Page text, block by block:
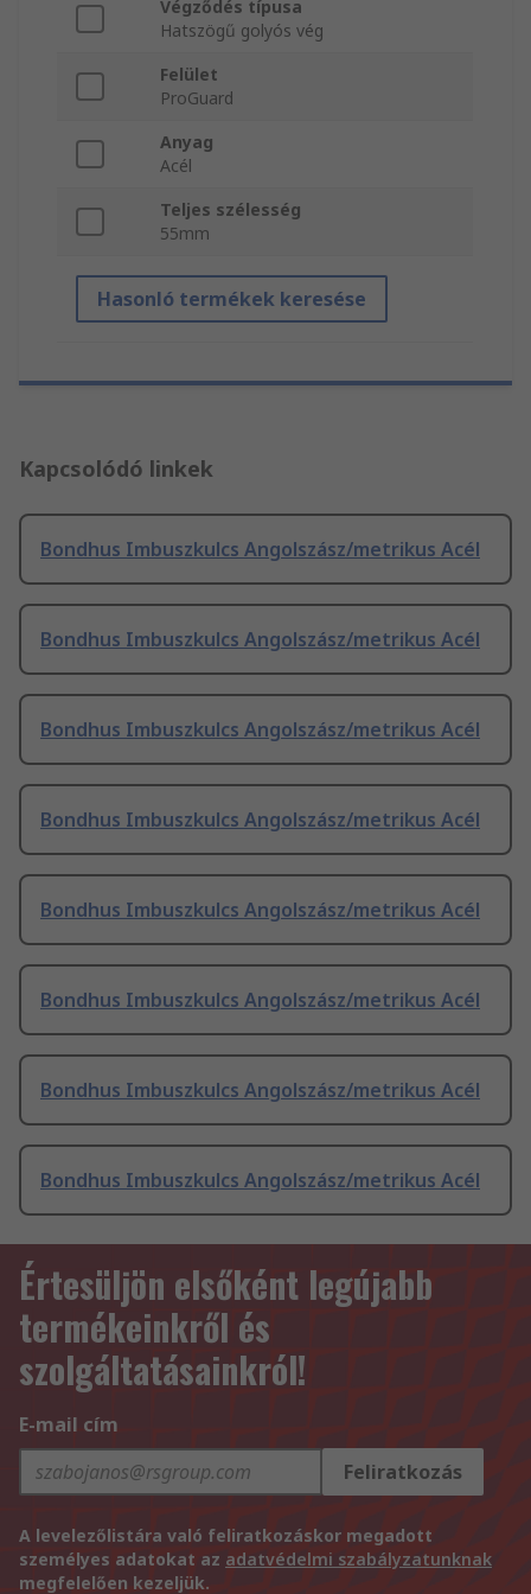
Végződés típusa
Hatszögű golyós vég
Felület
ProGuard
Anyag
Acél
Teljes szélesség
55mm
Hasonló termékek keresése
Kapcsolódó linkek
Bondhus Imbuszkulcs Angolszász/metrikus Acél
Bondhus Imbuszkulcs Angolszász/metrikus Acél
Bondhus Imbuszkulcs Angolszász/metrikus Acél
Bondhus Imbuszkulcs Angolszász/metrikus Acél
Bondhus Imbuszkulcs Angolszász/metrikus Acél
Bondhus Imbuszkulcs Angolszász/metrikus Acél
Bondhus Imbuszkulcs Angolszász/metrikus Acél
Bondhus Imbuszkulcs Angolszász/metrikus Acél
Értesüljön elsőként legújabb
termékeinkről és
szolgáltatásainkról!
E-mail cím
Feliratkozás
A levelezőlistára való feliratkozáskor megadott
személyes adatokat az adatvédelmi szabályzatunknak
megfelelően kezeljük.